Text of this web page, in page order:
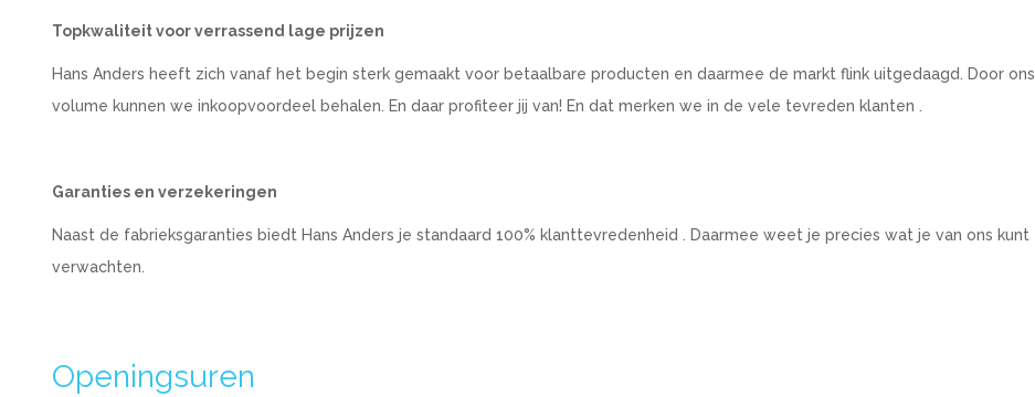
Topkwaliteit voor verrassend lage prijzen
Hans Anders heeft zich vanaf het begin sterk gemaakt voor betaalbare producten en daarmee de markt flink uitgedaagd. Door ons
volume kunnen we inkoopvoordeel behalen. En daar profiteer jij van! En dat merken we in de vele tevreden klanten .
Garanties en verzekeringen
Naast de fabrieksgaranties biedt Hans Anders je standaard 100% klanttevredenheid . Daarmee weet je precies wat je van ons kunt
verwachten.
Openingsuren